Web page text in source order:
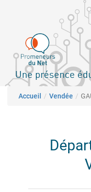
principal
Une présence
Fil d'Ariane
Accueil Vendée